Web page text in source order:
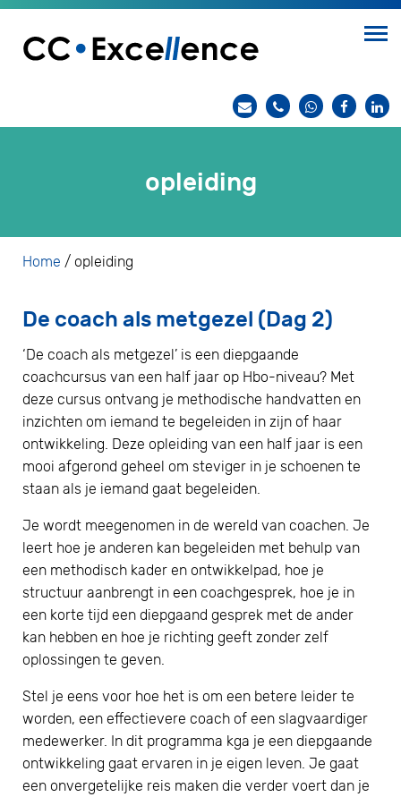
opleiding
Home / opleiding
De coach als metgezel (Dag 2)
‘De coach als metgezel’ is een diepgaande
coachcursus van een half jaar op Hbo-niveau? Met
deze cursus ontvang je methodische handvatten en
inzichten om iemand te begeleiden in zijn of haar
ontwikkeling. Deze opleiding van een half jaar is een
mooi afgerond geheel om steviger in je schoenen te
staan als je iemand gaat begeleiden.
Je wordt meegenomen in de wereld van coachen. Je
leert hoe je anderen kan begeleiden met behulp van
een methodisch kader en ontwikkelpad, hoe je
structuur aanbrengt in een coachgesprek, hoe je in
een korte tijd een diepgaand gesprek met de ander
kan hebben en hoe je richting geeft zonder zelf
oplossingen te geven.
Stel je eens voor hoe het is om een betere leider te
worden, een effectievere coach of een slagvaardiger
medewerker. In dit programma kga je een diepgaande
ontwikkeling gaat ervaren in je eigen leven. Je gaat
een onvergetelijke reis maken die verder voert dan je